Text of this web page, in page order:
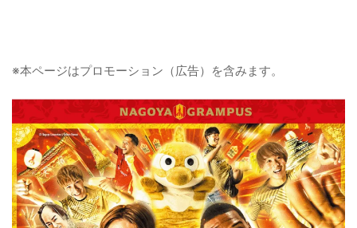
※本ページはプロモーション（広告）を含みます。